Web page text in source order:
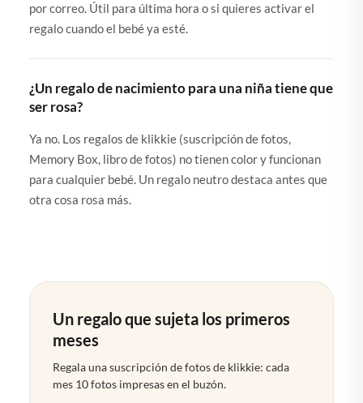
por correo. Útil para última hora o si quieres activar el
regalo cuando el bebé ya esté.
¿Un regalo de nacimiento para una niña tiene que
ser rosa?
Ya no. Los regalos de klikkie (suscripción de fotos,
Memory Box, libro de fotos) no tienen color y funcionan
para cualquier bebé. Un regalo neutro destaca antes que
otra cosa rosa más.
Un regalo que sujeta los primeros
meses
Regala una suscripción de fotos de klikkie: cada
mes 10 fotos impresas en el buzón.